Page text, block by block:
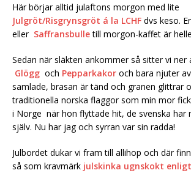
Här börjar alltid julaftons morgon med lite
Julgröt/Risgrynsgröt á la LCHF dvs keso.
eller Saffransbulletill morgon-kaffet är
Sedan när släkten ankommer så sitter vi ner
Glögg och Pepparkakor och bara njuter
samlade, brasan är tänd och granen glittrar
traditionella norska flaggor som min mor
i Norge när hon flyttade hit, de svenska har
själv. Nu har jag och syrran var sin radda!
Julbordet dukar vi fram till allihop och där
så som kravmärk julskinka ugnskokt